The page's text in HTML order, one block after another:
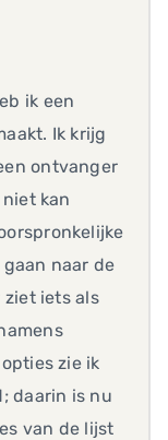
ik een
Ik krijg
ontvanger
kan
naar de
iets als
zie ik
daarin is nu
van de lijst